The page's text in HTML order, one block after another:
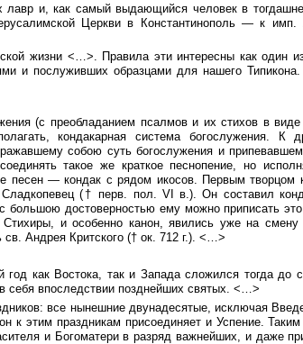
и, как самый выдающийся человек в
Церкви в Константинополь — к имп.
жизни <…>. Правила эти интересны как один
и послуживших образцами для нашего
(с преобладанием псалмов и их стихов в
кондакарная система богослужения. К
собою суть богослужения и
такое же краткое песнопение, но
— кондак с рядом икосов. Первым творцом
(† перв. пол. VI в.). Он составил
достоверностью ему можно приписать
и особенно канон, явились уже на смену
Андрея Критского († ок. 712 г.). <…>
как Востока, так и Запада сложился тогда до
себя впоследствии позднейших святых. <…>
все нынешние двунадесятые, исключая
этим праздникам присоединяет и Успение.
и Богоматери в разряд важнейших, и даже